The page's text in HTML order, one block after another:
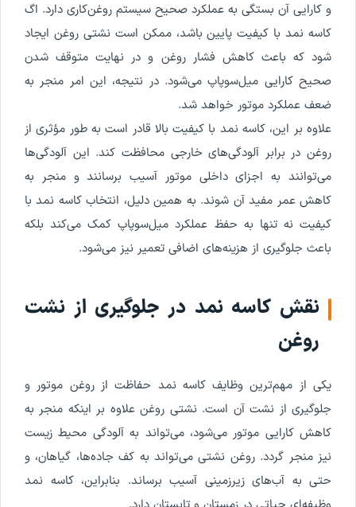
و کارایی آن بستگی به عملکرد صحیح سیستم روغن‌کاری دارد. اگ
کاسه‌ نمد با کیفیت پایین باشد، ممکن است نشتی روغن ایجاد
شود که باعث کاهش فشار روغن و در نهایت متوقف شدن
صحیح کارایی میل‌سوپاپ می‌شود. در نتیجه، این امر منجر به
ضعف عملکرد موتور خواهد شد.
علاوه بر این، کاسه‌ نمد با کیفیت بالا قادر است به طور مؤثری از
روغن در برابر آلودگی‌های خارجی محافظت کند. این آلودگی‌ها
می‌توانند به اجزای داخلی موتور آسیب برسانند و منجر به
کاهش عمر مفید آن شوند. به همین دلیل، انتخاب کاسه‌ نمد با
کیفیت نه تنها به حفظ عملکرد میل‌سوپاپ کمک می‌کند بلکه
باعث جلوگیری از هزینه‌های اضافی تعمیر نیز می‌شود.
نقش کاسه‌ نمد در جلوگیری از نشت
روغن
یکی از مهم‌ترین وظایف کاسه‌ نمد حفاظت از روغن موتور و
جلوگیری از نشت آن است. نشتی روغن علاوه بر اینکه منجر به
کاهش کارایی موتور می‌شود، می‌تواند به آلودگی محیط زیست
نیز منجر گردد. روغن نشتی می‌تواند به کف جاده‌ها، گیاهان، و
حتی به آب‌های زیرزمینی آسیب برساند. بنابراین، کاسه‌ نمد